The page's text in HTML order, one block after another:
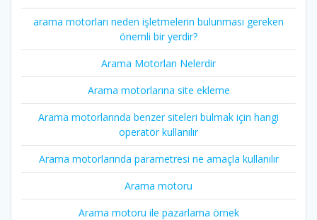
arama motorları neden işletmelerin bulunması gereken
önemli bir yerdir?
Arama Motorları Nelerdir
Arama motorlarına site ekleme
Arama motorlarında benzer siteleri bulmak için hangi
operatör kullanılır
Arama motorlarında parametresi ne amaçla kullanılır
Arama motoru
Arama motoru ile pazarlama örnek